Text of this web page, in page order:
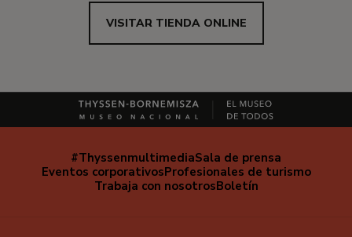
VISITAR TIENDA ONLINE
Navegación
secundaria
#ThyssenmultimediaSala de prensa
Eventos corporativosProfesionales de turismo
Trabaja con nosotrosBoletín